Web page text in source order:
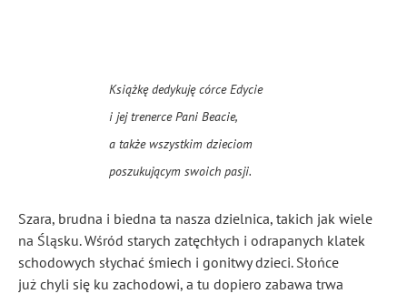
Książkę dedykuję córce Edycie
i jej trenerce Pani Beacie,
a także wszystkim dzieciom
poszukującym swoich pasji.
Szara, brudna i biedna ta nasza dzielnica, takich jak wiele
na Śląsku. Wśród starych zatęchłych i odrapanych klatek
schodowych słychać śmiech i gonitwy dzieci. Słońce
już chyli się ku zachodowi, a tu dopiero zabawa trwa